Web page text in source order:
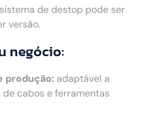
sistema de destop pode ser
versão.
negócio:
produção: adaptável a
cabos e ferramentas